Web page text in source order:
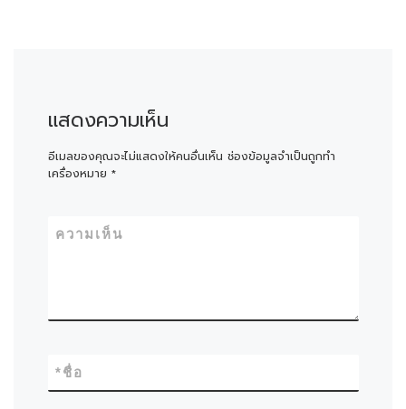
แสดงความเห็น
อีเมลของคุณจะไม่แสดงให้คนอื่นเห็น ช่องข้อมูลจำเป็นถูกทำ
เครื่องหมาย *
ความเห็น
ชื่อ
*